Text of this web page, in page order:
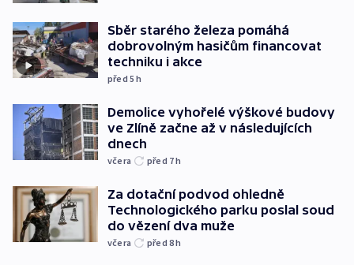
Sběr starého železa pomáhá
dobrovolným hasičům financovat
techniku i akce
před 5h
Demolice vyhořelé výškové budovy
ve Zlíně začne až v následujících
dnech
včera před 7h
Za dotační podvod ohledně
Technologického parku poslal soud
do vězení dva muže
včera před 8h